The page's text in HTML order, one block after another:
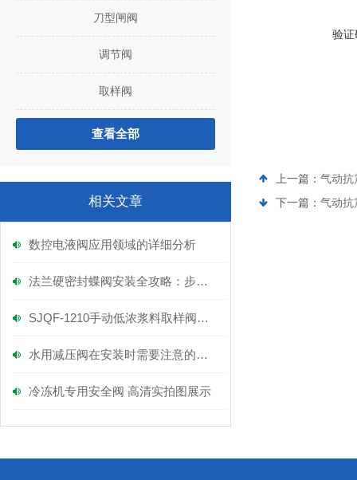
刀型闸阀
调节阀
取样阀
查看全部
相关文章
数控电液阀应用领域的详细分析
法兰硬密封蝶阀安装全攻略：步骤详解，轻松上手！
SJQF-1210手动低浓浆料取样阀发福建晋江大型纸厂公司如期交货
水用减压阀在安装时需要注意的事项是什么？
冷冻机专用安全阀 高清实拍图展示
验证
上一篇： 气动抗
下一篇： 气动抗